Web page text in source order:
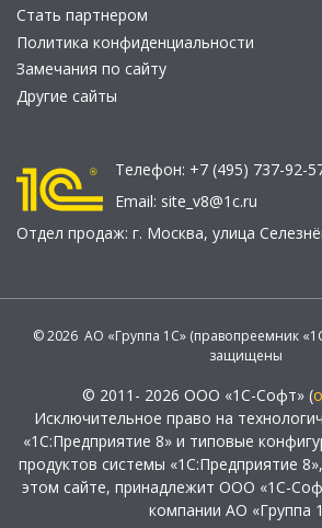
Стать партнером
Политика конфиденциальности
Замечания по сайту
Другие сайты
Телефон: +7 (495) 737-92-
Email: site_v8@1c.ru
Отдел продаж: г. Москва, улица
© 2026 АО «Группа 1С» (правопреемник
защищены
© 2011- 2026 ООО «1С-Софт» (
Исключительное право на
«1С:Предприятие 8» и типовые
продуктов системы «1С:Предприятие
этом сайте, принадлежит ООО «1С-
компании АО «Группа